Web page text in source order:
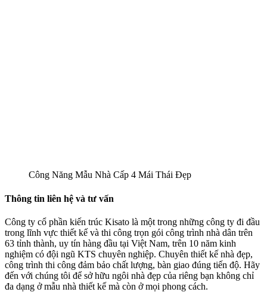
Công Năng Mẫu Nhà Cấp 4 Mái Thái Đẹp
Thông tin liên hệ và tư vấn
Công ty cổ phần kiến trúc Kisato là một trong những công ty đi đầu
trong lĩnh vực thiết kế và thi công trọn gói công trình nhà dân trên
63 tỉnh thành, uy tín hàng đầu tại Việt Nam, trên 10 năm kinh
nghiệm có đội ngũ KTS chuyên nghiệp. Chuyên thiết kế nhà đẹp,
công trình thi công đảm bảo chất lượng, bàn giao đúng tiến độ. Hãy
đến với chúng tôi để sở hữu ngôi nhà đẹp của riêng bạn không chỉ
đa dạng ở mẫu nhà thiết kế mà còn ở mọi phong cách.